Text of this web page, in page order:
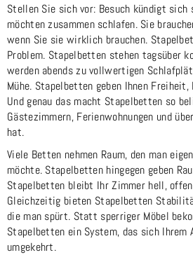
Stellen Sie sich vor: Besuch kündigt sich
möchten zusammen schlafen. Sie
wenn Sie sie wirklich brauchen.
Problem. Stapelbetten stehen tagsüber
werden abends zu vollwertigen
Mühe. Stapelbetten geben Ihnen
Und genau das macht Stapelbetten so
Gästezimmern, Ferienwohnungen und
hat.
Viele Betten nehmen Raum, den man
möchte. Stapelbetten hingegen geben
Stapelbetten bleibt Ihr Zimmer hell,
Gleichzeitig bieten Stapelbetten
die man spürt. Statt sperriger Möbel
Stapelbetten ein System, das sich
umgekehrt.